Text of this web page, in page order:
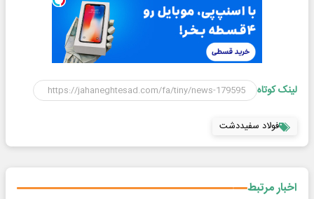
لینک کوتاه
فولاد سفیددشت
اخبار مرتبط